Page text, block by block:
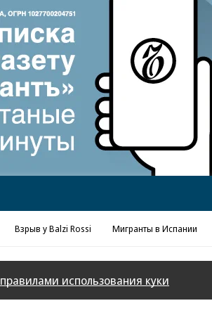
Реклама в «Ъ»
Взрыв у Balzi Rossi Мигранты в Испании
правилами использования куки